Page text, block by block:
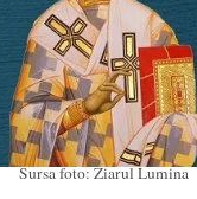
Sursa foto: Ziarul Lumina